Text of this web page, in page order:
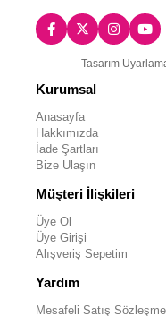
Tasarım
Kurumsal
Anasayfa
Hakkımızda
İade Şartları
Bize Ulaşın
Müşteri İlişkileri
Üye Ol
Üye Girişi
Alışveriş Sepetim
Yardım
Mesafeli Satış